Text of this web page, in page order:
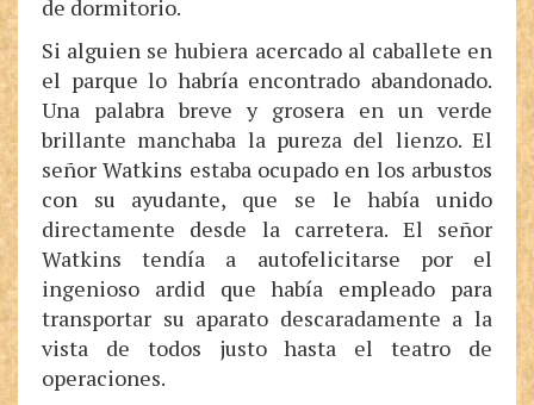
de dormitorio.
Si alguien se hubiera acercado al caballete en
el parque lo habría encontrado abandonado.
Una palabra breve y grosera en un verde
brillante manchaba la pureza del lienzo. El
señor Watkins estaba ocupado en los arbustos
con su ayudante, que se le había unido
directamente desde la carretera. El señor
Watkins tendía a autofelicitarse por el
ingenioso ardid que había empleado para
transportar su aparato descaradamente a la
vista de todos justo hasta el teatro de
operaciones.